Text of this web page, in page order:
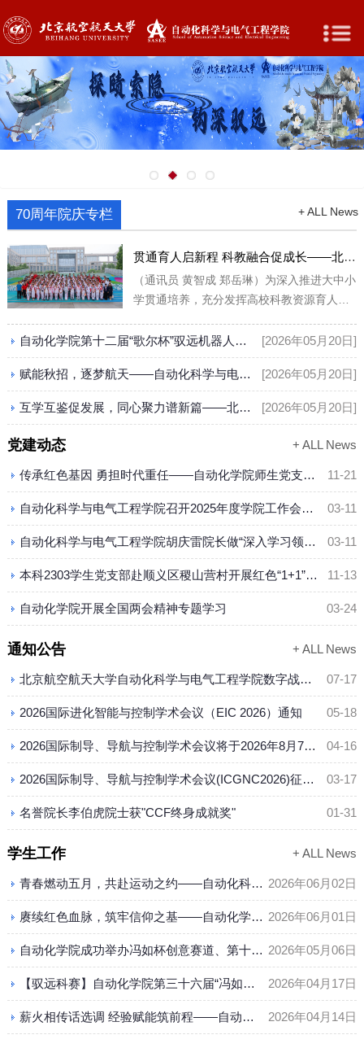
70周年院庆专栏 + ALL News
贯通育人启新程 科教融合促成长——北航自动化学院与锦秋学校开展系列协同育人活动
（通讯员 黄智成 郑岳琳）为深入推进大中小
学贯通培养，充分发挥高校科教资源育人作
电气工程学院与北京市海淀区锦秋学校围绕
党建团建共建、校园研学、科技节联动等内
容开展系列协同育人活动，推动优质科教资
升。党团共建搭平台 科普进校启空天5月22
院长蒋崇文，人...
[2026年05月20日]
自动化学院第十二届“歌尔杯”驭远机器人大赛决赛暨“驭远 正青春”主题团课圆满举行
[2026年05月20日]
赋能秋招，逐梦航天——自动化科学与电气工程学院举办就业经验分享会院所专场
[2026年05月20日]
互学互鉴促发展，同心聚力谱新篇——北航自动化学院与西工大自动化学院团委交流活动圆满举行
党建动态 + ALL News
11-21
传承红色基因 勇担时代重任——自动化学院师生党支部赴西山无名英雄广场开展主题党日活动
03-11
自动化科学与电气工程学院召开2025年度学院工作会暨全面从严治党工作会议
03-11
自动化科学与电气工程学院胡庆雷院长做“深入学习领悟习近平总书记关于教师队伍建设与加强师德师风建设的重要论述”专题党课
11-13
本科2303学生党支部赴顺义区稷山营村开展红色“1+1”党支部共建活动
03-24
自动化学院开展全国两会精神专题学习
通知公告 + ALL News
07-17
北京航空航天大学自动化科学与电气工程学院数字战场兵力建模仿真单元-兵力建模仿真模型项目竞价结果公示
05-18
2026国际进化智能与控制学术会议（EIC 2026）通知
04-16
2026国际制导、导航与控制学术会议将于2026年8月7日-9日在桂林召开（第二轮征文）
03-17
2026国际制导、导航与控制学术会议(ICGNC2026)征稿通知
01-31
名誉院长李伯虎院士获"CCF终身成就奖"
学生工作 + ALL News
2026年06月02日
青春燃动五月，共赴运动之约——自动化科学与电气工程学院2026年师生趣味运动会圆满落幕
2026年06月01日
赓续红色血脉，筑牢信仰之基——自动化学院组织发展对象赴中国共产党历史展览馆参观学习
2026年05月06日
自动化学院成功举办冯如杯创意赛道、第十二届“歌尔杯”驭远机器人大赛初赛
2026年04月17日
【驭远科赛】自动化学院第三十六届“冯如杯”竞赛院审答辩顺利举行
2026年04月14日
薪火相传话选调 经验赋能筑前程——自动化科学与电气工程学院举办选调求职经验分享会